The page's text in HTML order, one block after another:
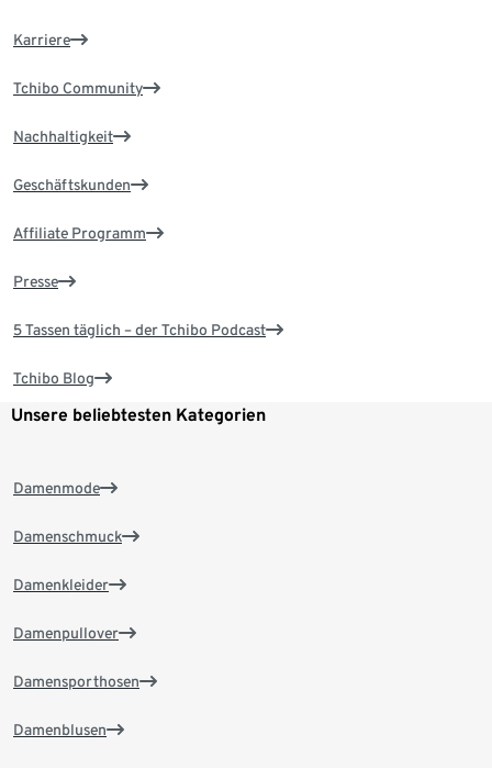
Karriere
Tchibo Community
Nachhaltigkeit
Geschäftskunden
Affiliate Programm
Presse
5 Tassen täglich – der Tchibo Podcast
Tchibo Blog
Unsere beliebtesten Kategorien
Damenmode
Damenschmuck
Damenkleider
Damenpullover
Damensporthosen
Damenblusen